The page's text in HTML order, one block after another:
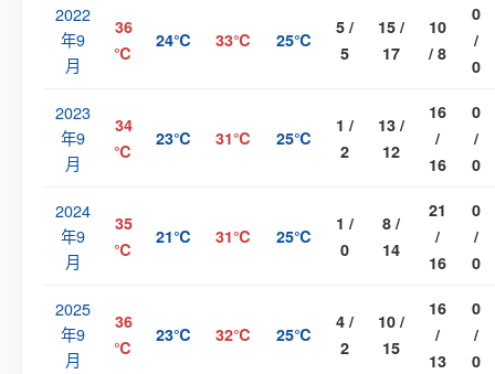
2022
年9
月
36
℃
24℃ 33℃ 25℃
5 /
5
15 /
17
10
/ 8
0
/
0
2023
年9
月
34
℃
23℃ 31℃ 25℃
1 /
2
13 /
12
16
/
16
0
/
0
2024
年9
月
35
℃
21℃ 31℃ 25℃
1 /
0
8 /
14
21
/
16
0
/
0
2025
年9
月
36
℃
23℃ 32℃ 25℃
4 /
2
10 /
15
16
/
13
0
/
0